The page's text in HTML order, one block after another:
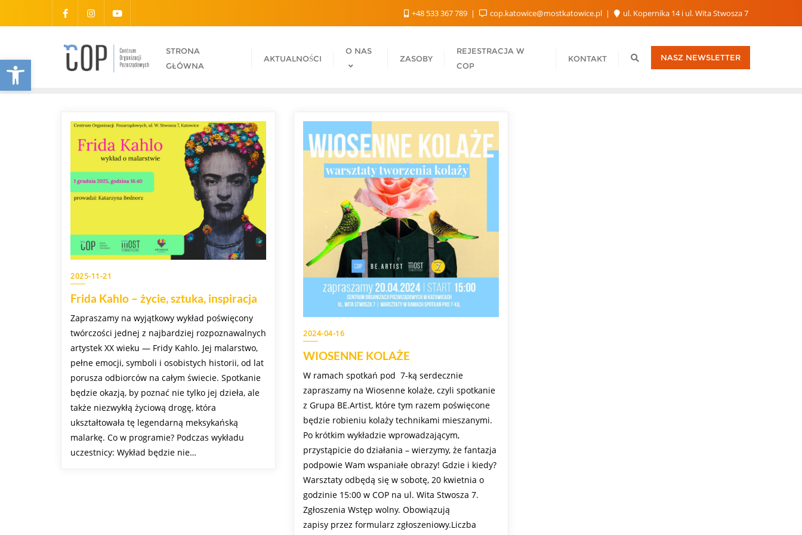
Otwórz pasek narzędzi
+48 533 367 789 cop.katowice@mostkatowice.pl ul. Kopernika 14 i ul. Wita Stwosza 7
STRONA
GŁÓWNA
AKTUALNOŚCI
O NAS
ZASOBY
REJESTRACJA W
COP
KONTAKT NASZ NEWSLETTER
2025-11-21
Frida Kahlo – życie, sztuka, inspiracja
Zapraszamy na wyjątkowy wykład poświęcony
twórczości jednej z najbardziej rozpoznawalnych
artystek XX wieku — Fridy Kahlo. Jej malarstwo,
pełne emocji, symboli i osobistych historii, od lat
porusza odbiorców na całym świecie. Spotkanie
będzie okazją, by poznać nie tylko jej dzieła, ale
także niezwykłą życiową drogę, która
ukształtowała tę legendarną meksykańską
malarkę. Co w programie? Podczas wykładu
uczestnicy: Wykład będzie nie…
2024-04-16
WIOSENNE KOLAŻE
W ramach spotkań pod 7-ką serdecznie
zapraszamy na Wiosenne kolaże, czyli spotkanie
z Grupa BE.Artist, które tym razem poświęcone
będzie robieniu kolaży technikami mieszanymi.
Po krótkim wykładzie wprowadzającym,
przystąpicie do działania – wierzymy, że fantazja
podpowie Wam wspaniałe obrazy! Gdzie i kiedy?
Warsztaty odbędą się w sobotę, 20 kwietnia o
godzinie 15:00 w COP na ul. Wita Stwosza 7.
Zgłoszenia Wstęp wolny. Obowiązują
zapisy przez formularz zgłoszeniowy.Liczba